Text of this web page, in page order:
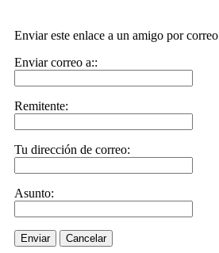
Enviar este enlace a un amigo por correo
Enviar correo a::
Remitente:
Tu dirección de correo:
Asunto:
Enviar Cancelar